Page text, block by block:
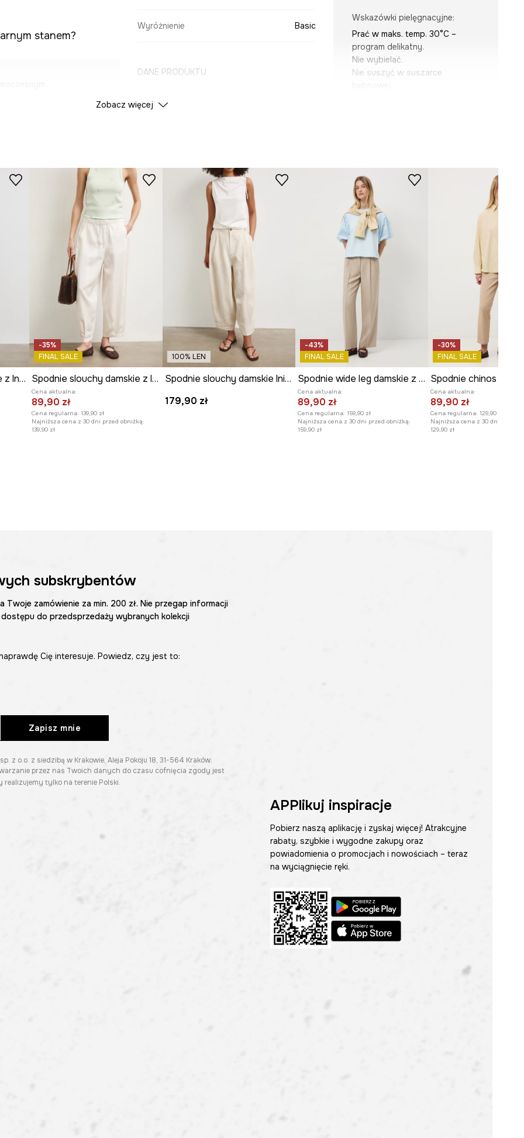
stanem?
na sylwetce.
i przewiewność.
do sylwetki.
i przyjemne
Wyróżnienie Basic
DANE PRODUKTU
Kolor
Wskazówki pielęgnacyjne:
Prać w maks. temp. 30°C –
program delikatny.
Nie wybielać.
Nie suszyć w suszarce
Krój:
regular fit
Rodzaj nogawek
Stan: regularny
WYMIARY
Długość nogawki wewnętrznej
69 cm
Szerokość w pasie
Wymiary podane dla rozmiaru
S
Szerokość w biodrach
Wysokość stanu
27,5 cm
Zobacz wymiary produktu
Zobacz więcej
Spodnie chinos damskie z lnem
-35%
FINAL SALE
Spodnie slouchy damskie z lyocellu gładkie
Cena aktualna:
89,90 zł
Cena regularna: 139,90 zł
Najniższa cena z 30 dni przed obniżką:
139,90 zł
100% LEN
Spodnie slouchy damskie lniane
179,90 zł
-43%
FINAL SALE
Spodnie wide leg damskie z wiskozą
Cena aktualna:
89,90 zł
Cena regularna: 159,90 zł
Najniższa cena z 30 dni przed obniżką:
159,90 zł
-30%
FINAL SALE
Cena aktualna:
89,90 zł
Cena regularna: 129,90 zł
Najniższa cena z 30 dni przed
129,90 zł
subskrybentów
zamówienie za min. 200 zł. Nie przegap informacji
do przedsprzedaży wybranych kolekcji
Cię interesuje. Powiedz, czy jest to:
Zapisz mnie
o.o. z siedzibą w Krakowie, Aleja Pokoju 18, 31-564 Kraków.
przez nas Twoich danych do czasu cofnięcia zgody jest
realizujemy tylko na terenie Polski.
APPlikuj inspiracje
Pobierz naszą aplikację i zyskaj więcej! Atrakcyjne
rabaty, szybkie i wygodne zakupy oraz
powiadomienia o promocjach i nowościach – teraz
na wyciągnięcie ręki.